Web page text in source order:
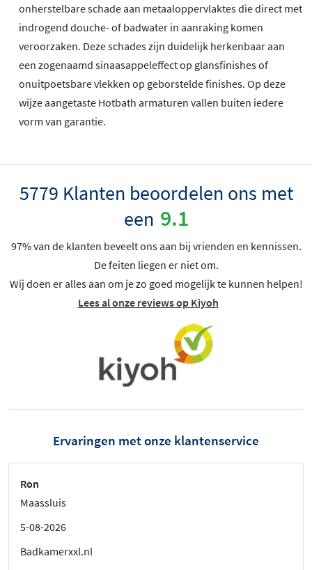
onherstelbare schade aan metaaloppervlaktes die direct met
indrogend douche- of badwater in aanraking komen
veroorzaken. Deze schades zijn duidelijk herkenbaar aan
een zogenaamd sinaasappeleffect op glansfinishes of
onuitpoetsbare vlekken op geborstelde finishes. Op deze
wijze aangetaste Hotbath armaturen vallen buiten iedere
vorm van garantie.
5779 Klanten beoordelen ons met
een 9.1
97% van de klanten beveelt ons aan bij vrienden en kennissen.
De feiten liegen er niet om.
Wij doen er alles aan om je zo goed mogelijk te kunnen helpen!
Lees al onze reviews op Kiyoh
Ervaringen met onze klantenservice
Ron
Maassluis
5-08-2026
Badkamerxxl.nl